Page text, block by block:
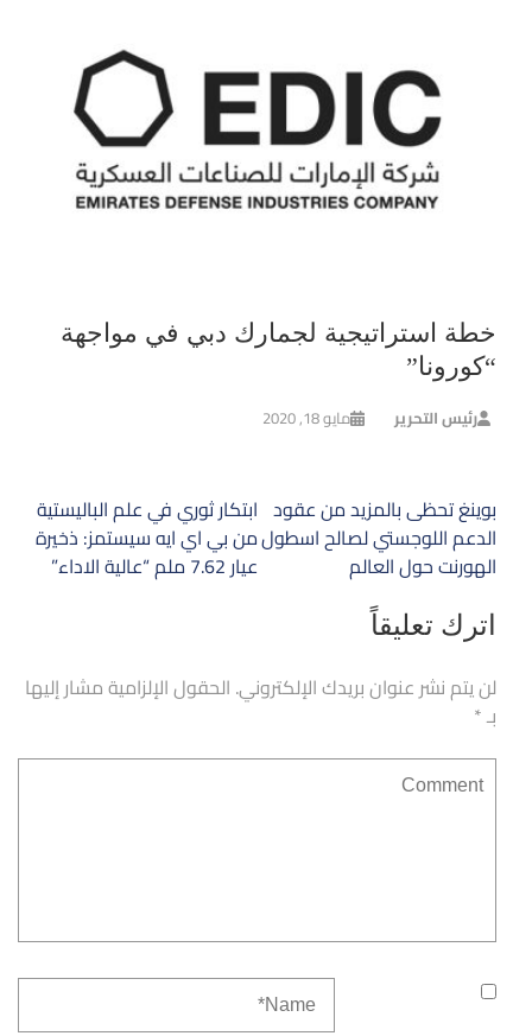
خطة استراتيجية لجمارك دبي في مواجهة
“كورونا”
رئيس التحرير مايو 18, 2020
تصفّح
المقالات
ابتكار ثوري في علم الباليستية
من بي اي ايه سيستمز: ذخيرة
عيار 7.62 ملم “عالية الاداء”
بوينغ تحظى بالمزيد من عقود
الدعم اللوجستي لصالح اسطول
الهورنت حول العالم
اترك تعليقاً
لن يتم نشر عنوان بريدك الإلكتروني. الحقول الإلزامية مشار إليها
بـ*